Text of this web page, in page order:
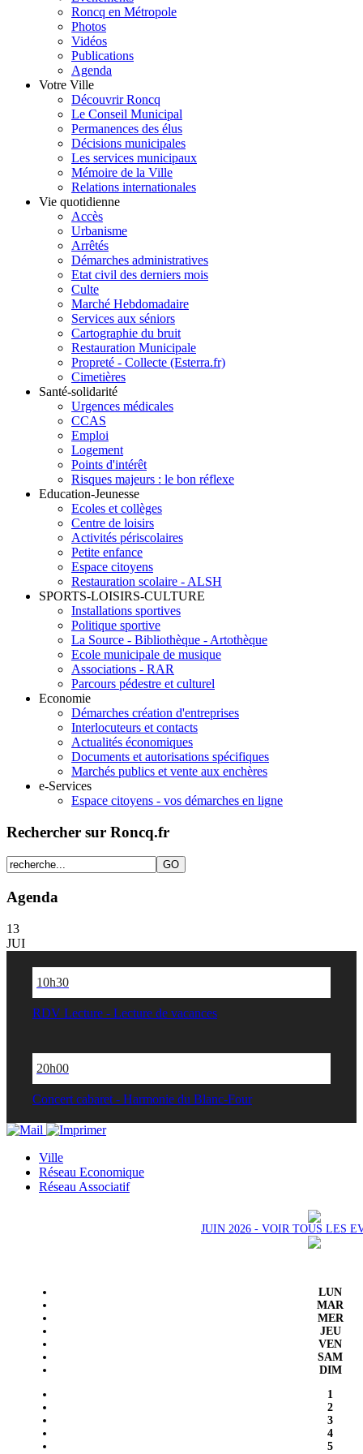
Roncq en Métropole
Photos
Vidéos
Publications
Agenda
Votre Ville
Découvrir Roncq
Le Conseil Municipal
Permanences des élus
Décisions municipales
Les services municipaux
Mémoire de la Ville
Relations internationales
Vie quotidienne
Accès
Urbanisme
Arrêtés
Démarches administratives
Etat civil des derniers mois
Culte
Marché Hebdomadaire
Services aux séniors
Cartographie du bruit
Restauration Municipale
Propreté - Collecte (Esterra.fr)
Cimetières
Santé-solidarité
Urgences médicales
CCAS
Emploi
Logement
Points d'intérêt
Risques majeurs : le bon réflexe
Education-Jeunesse
Ecoles et collèges
Centre de loisirs
Activités périscolaires
Petite enfance
Espace citoyens
Restauration scolaire - ALSH
SPORTS-LOISIRS-CULTURE
Installations sportives
Politique sportive
La Source - Bibliothèque - Artothèque
Ecole municipale de musique
Associations - RAR
Parcours pédestre et culturel
Economie
Démarches création d'entreprises
Interlocuteurs et contacts
Actualités économiques
Documents et autorisations spécifiques
Marchés publics et vente aux enchères
e-Services
Espace citoyens - vos démarches en ligne
Rechercher sur Roncq.fr
Agenda
13
JUI
10h30
RDV Lecture - Lecture de vacances
20h00
Concert cabaret - Harmonie du Blanc-Four
Ville
Réseau Economique
Réseau Associatif
JUIN 2026 - VOIR TOUS LES
LUN
MAR
MER
JEU
VEN
SAM
DIM
1
2
3
4
5